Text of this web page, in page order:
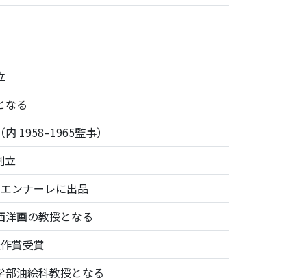
なる
1958–1965監事）
立
ンナーレに出品
画の教授となる
賞受賞
油絵科教授となる